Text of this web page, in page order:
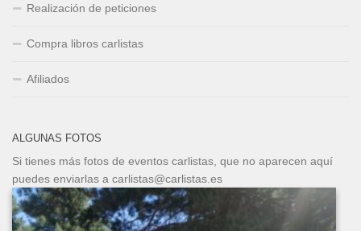
Realización de peticiones
Compra libros carlistas
Afiliados
ALGUNAS FOTOS
Si tienes más fotos de eventos carlistas, que no aparecen aquí
puedes enviarlas a carlistas@carlistas.es